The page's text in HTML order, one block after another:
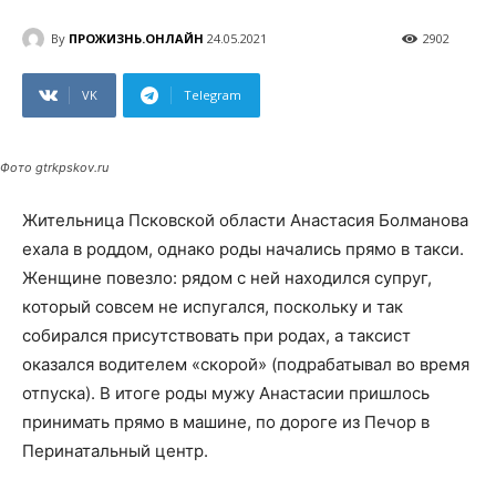
By ПРОЖИЗНЬ.ОНЛАЙН 24.05.2021 2902
VK Telegram
Фото gtrkpskov.ru
Жительница Псковской области Анастасия Болманова
ехала в роддом, однако роды начались прямо в такси.
Женщине повезло: рядом с ней находился супруг,
который совсем не испугался, поскольку и так
собирался присутствовать при родах, а таксист
оказался водителем «скорой» (подрабатывал во время
отпуска). В итоге роды мужу Анастасии пришлось
принимать прямо в машине, по дороге из Печор в
Перинатальный центр.